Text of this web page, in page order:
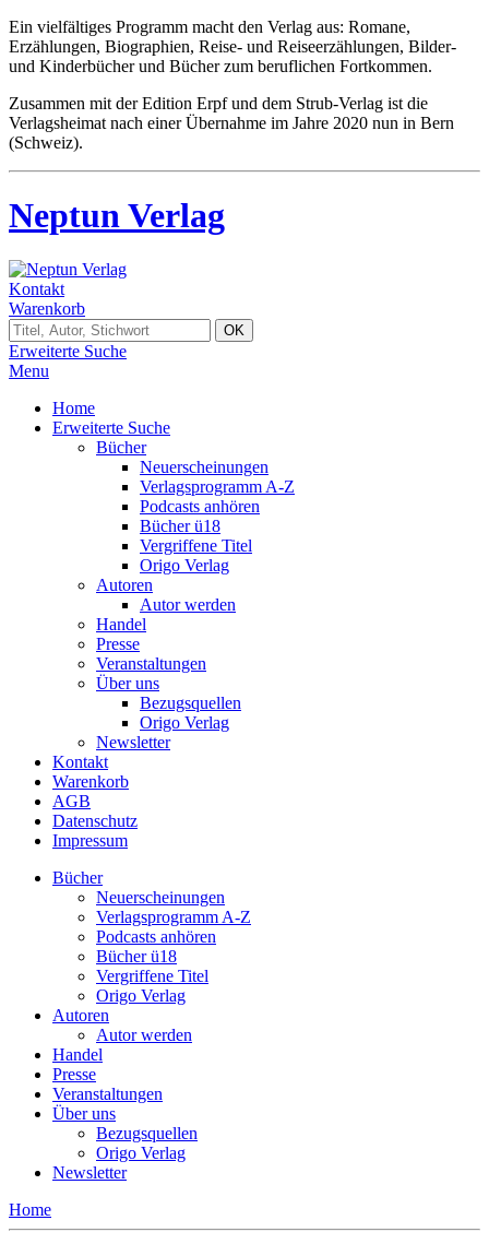
Ein vielfältiges Programm macht den Verlag aus: Romane,
Erzählungen, Biographien, Reise- und Reiseerzählungen, Bilder-
und Kinderbücher und Bücher zum beruflichen Fortkommen.
Zusammen mit der Edition Erpf und dem Strub-Verlag ist die
Verlagsheimat nach einer Übernahme im Jahre 2020 nun in Bern
(Schweiz).
Neptun Verlag
Kontakt
Warenkorb
Erweiterte Suche
Menu
Home
Erweiterte Suche
Bücher
Neuerscheinungen
Verlagsprogramm A-Z
Podcasts anhören
Bücher ü18
Vergriffene Titel
Origo Verlag
Autoren
Autor werden
Handel
Presse
Veranstaltungen
Über uns
Bezugsquellen
Origo Verlag
Newsletter
Kontakt
Warenkorb
AGB
Datenschutz
Impressum
Bücher
Neuerscheinungen
Verlagsprogramm A-Z
Podcasts anhören
Bücher ü18
Vergriffene Titel
Origo Verlag
Autoren
Autor werden
Handel
Presse
Veranstaltungen
Über uns
Bezugsquellen
Origo Verlag
Newsletter
Home